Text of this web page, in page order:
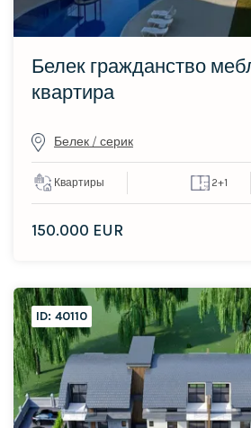
Белек гражданство
квартира
Белек / серик
Квартиры 2+1
150.000 EUR
ID: 40110